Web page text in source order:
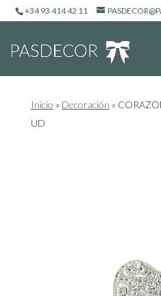
+34 93 414 42 11
Inicio » Decoración »
UD